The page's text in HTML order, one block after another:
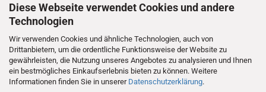
Diese Webseite verwendet Cookies und andere
Technologien
Wir verwenden Cookies und ähnliche Technologien, auch von
Drittanbietern, um die ordentliche Funktionsweise der Website zu
gewährleisten, die Nutzung unseres Angebotes zu analysieren und Ihnen
ein bestmögliches Einkaufserlebnis bieten zu können. Weitere
Informationen finden Sie in unserer Datenschutzerklärung.